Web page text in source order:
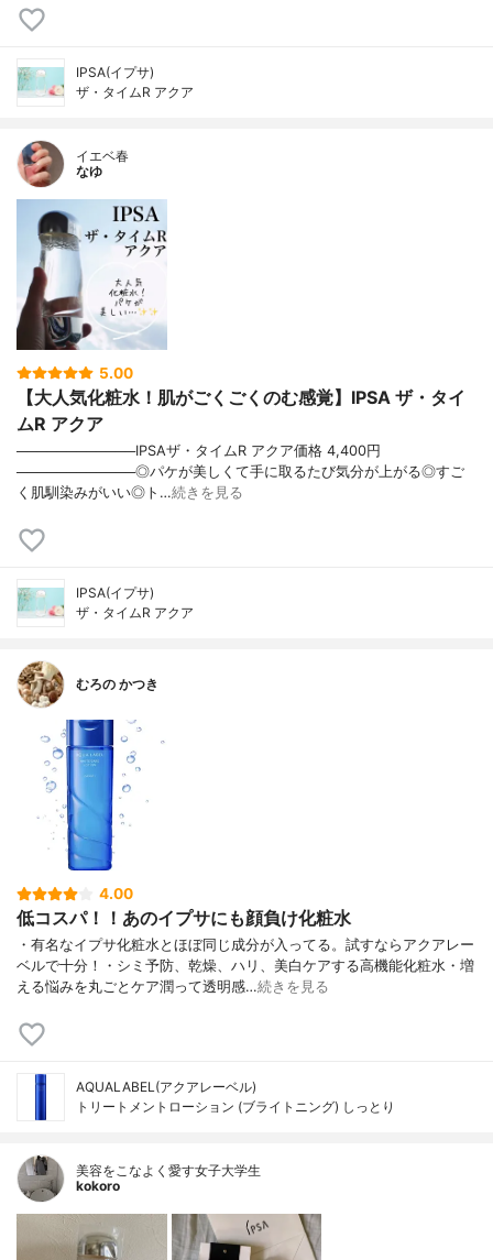
IPSA(イプサ)
ザ・タイムR アクア
イエベ春
なゆ
5.00
【大人気化粧水！肌がごくごくのむ感覚】IPSA ザ・タイ
ムR アクア
────────────IPSAザ・タイムR アクア価格 4,400円
────────────◎パケが美しくて手に取るたび気分が上がる◎すご
く肌馴染みがいい◎ト…続きを見る
IPSA(イプサ)
ザ・タイムR アクア
むろの かつき
4.00
低コスパ！！あのイプサにも顔負け化粧水
・有名なイプサ化粧水とほぼ同じ成分が入ってる。試すならアクアレー
ベルで十分！・シミ予防、乾燥、ハリ、美白ケアする高機能化粧水・増
える悩みを丸ごとケア潤って透明感…続きを見る
AQUALABEL(アクアレーベル)
トリートメントローション (ブライトニング) しっとり
美容をこなよく愛す女子大学生
kokoro